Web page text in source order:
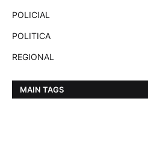
POLICIAL
POLITICA
REGIONAL
MAIN TAGS